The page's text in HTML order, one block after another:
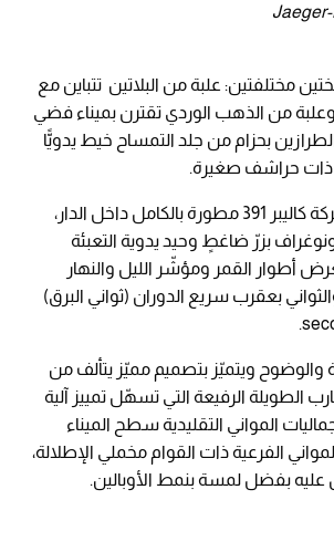
مختلفتين: علبة من البلاتين تتباين مع
من الذهب الوردي تقترن بميناء فضي
بحزام من جلد التمساح خيط يدويًّا
ذات حراشف صغيرة.
وهي تحتضن آلية حركة كاليبر 391 مطورة بالكامل داخل الدار،
بزرّ ضاغطٍ وحيد يدوية التعبئة
أطوار القمر ومؤشّر الليل والنهار
بعقرب سريع الدوران (ثواني البرق)
والوضوح ويتميّز بتصميم مميّز يتألف من
الطويلة الرفيعة التي تسهّل تمييز آلية
المواني التقليدية سطح الميناء
الفرعية ذات القوام مخملي الإطلالة،
بفضل لمسة بنمط الأوبالين.